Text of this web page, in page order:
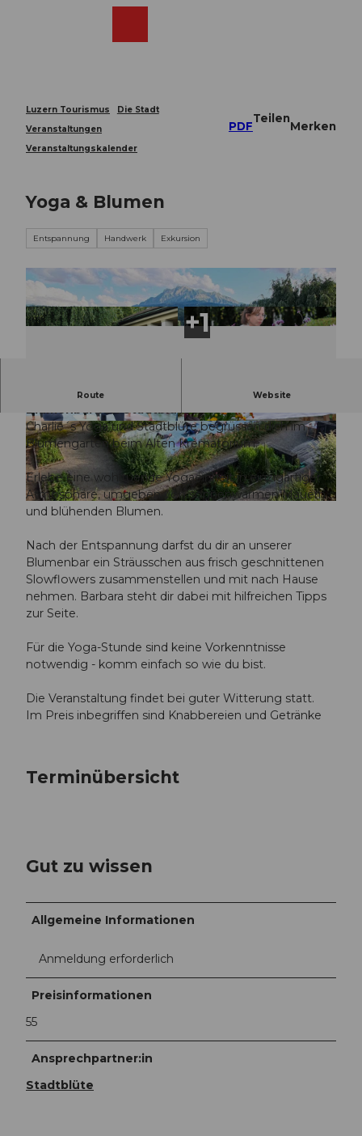
Luzern Tourismus
Die Stadt
Veranstaltungen
Veranstaltungskalender
PDF
Teilen
Merken
Yoga & Blumen
Entspannung Handwerk Exkursion
© Guidle.com
© Guidle.com © Guidle.com
Route Website
60 Minuten Slow Flow Yoga mit Charlie´s Yoga
Blumenbar von Stadtblüte
Charlie´s Yoga und Stadtblüte begrüssen dich im
Blumengarten beim Alten Krematorium.
Erlebe eine wohltuende Yogaeinheit in einzigartiger
Atmosphäre, umgeben von sonnenwarmen Mauern
und blühenden Blumen.
Nach der Entspannung darfst du dir an unserer
Blumenbar ein Sträusschen aus frisch geschnittenen
Slowflowers zusammenstellen und mit nach Hause
nehmen. Barbara steht dir dabei mit hilfreichen Tipps
zur Seite.
Für die Yoga-Stunde sind keine Vorkenntnisse
notwendig - komm einfach so wie du bist.
Die Veranstaltung findet bei guter Witterung statt.
Im Preis inbegriffen sind Knabbereien und Getränke
Terminübersicht
Gut zu wissen
Allgemeine Informationen
Anmeldung erforderlich
Preisinformationen
55
Ansprechpartner:in
Stadtblüte